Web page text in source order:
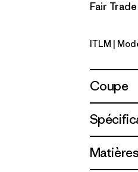
Fair
Island
ITLM |
Coupe